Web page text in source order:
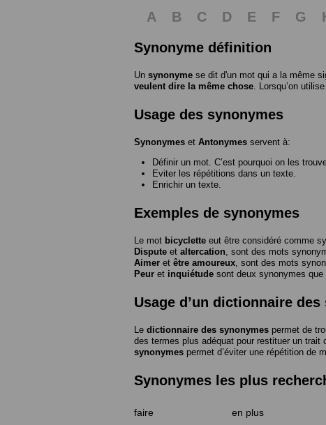
A B C D E F G
Synonyme définition
Un synonyme se dit d'un mot qui a la même
veulent dire la même chose . Lorsqu’on
Usage des synonymes
Synonymes et Antonymes servent à:
Définir un mot. C’est pourquoi on les
Eviter les répétitions dans un texte.
Enrichir un texte.
Exemples de synonymes
Le mot bicyclette eut être considéré comme
Dispute et altercation , sont des mots
Aimer et être amoureux , sont des mots
Peur et inquiétude sont deux synonymes que
Usage d’un dictionnaire
Le dictionnaire des synonymes permet de
des termes plus adéquat pour restituer un
synonymes permet d’éviter une répétition de
Synonymes les plus
faire en plus